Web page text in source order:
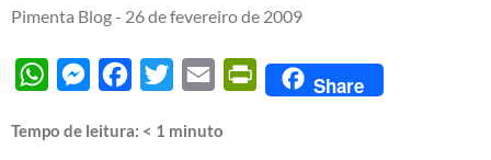
Pimenta Blog - 26 de fevereiro de 2009
WhatsAppMessengerFacebook
Twitter Email PrintFriendly
Share
Tempo de leitura: < 1 minuto